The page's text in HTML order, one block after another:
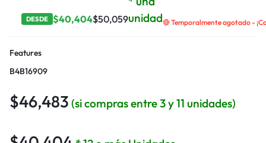
DESDE $40,404$50,059unidad🔴 Temporalmente agotado -
Features
B4B16909
$46,483 (si compras entre 3 y 11 unidades)